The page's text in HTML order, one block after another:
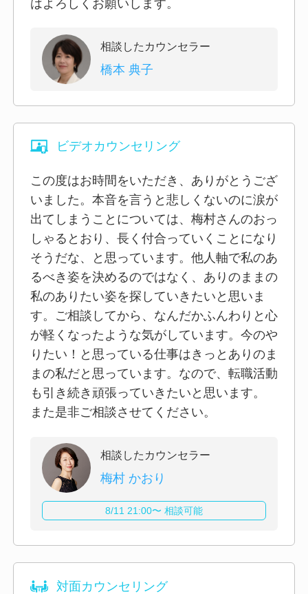
はよろしくお願いします。
相談したカウンセラー
橋本 典子
ビデオカウンセリング
この度はお時間をいただき、ありがとうござ
いました。本音を言うと悲しくないのに涙が
出てしまうことについては、梅村さんのおっ
しゃるとおり、長く付合っていくことになり
そうだな、と思っています。他人軸で私のあ
るべき姿を決めるのではなく、ありのままの
私のありたい姿を探していきたいと思いま
す。ご相談してから、なんだかふんわりと心
が軽くなったような気がしています。今のや
りたい！と思っている仕事はきっとありのま
まの私だと思っています。なので、転職活動
も引き続き頑張っていきたいと思います。
また是非ご相談させてください。
相談したカウンセラー
梅村 かおり
8/11 21:00〜 相談可能
対面カウンセリング